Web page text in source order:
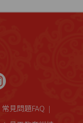
常見問題FAQ